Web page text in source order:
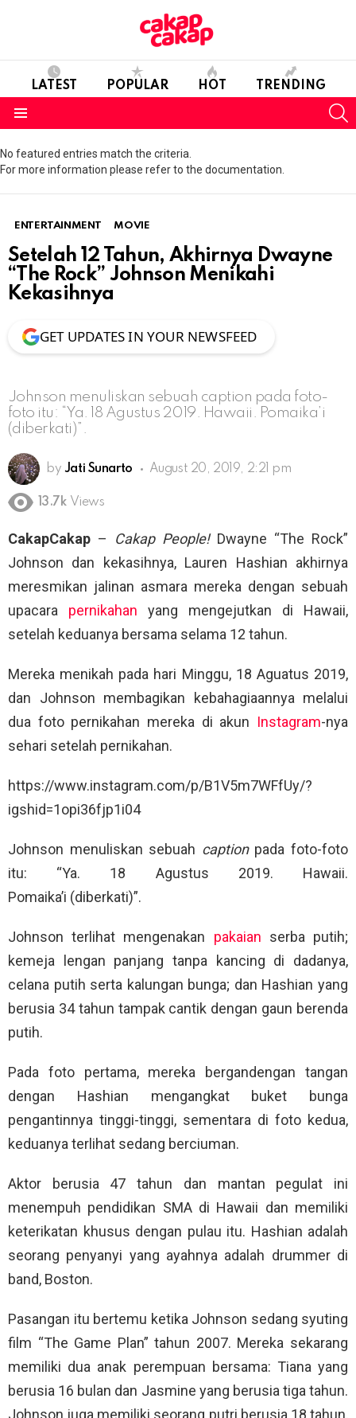
LATEST POPULAR HOT TRENDING
No featured entries match the criteria.
For more information please refer to the documentation.
ENTERTAINMENT MOVIE
Setelah 12 Tahun, Akhirnya Dwayne
“The Rock” Johnson Menikahi
Kekasihnya
GET UPDATES IN YOUR NEWSFEED
Johnson menuliskan sebuah caption pada foto-
foto itu: “Ya. 18 Agustus 2019. Hawaii. Pomaika’i
(diberkati)”.
by Jati Sunarto August 20, 2019, 2:21 pm
13.7k Views
CakapCakap – Cakap People!Dwayne “The Rock”
Johnson dan kekasihnya, Lauren Hashian akhirnya
meresmikan jalinan asmara mereka dengan sebuah
upacara pernikahan yang mengejutkan di Hawaii,
setelah keduanya bersama selama 12 tahun.
Mereka menikah pada hari Minggu, 18 Aguatus 2019,
dan Johnson membagikan kebahagiaannya melalui
dua foto pernikahan mereka di akun Instagram-nya
sehari setelah pernikahan.
https://www.instagram.com/p/B1V5m7WFfUy/?
igshid=1opi36fjp1i04
Johnson menuliskan sebuah captionpada foto-foto
itu: “Ya. 18 Agustus 2019. Hawaii.
Pomaika’i (diberkati)”.
Johnson terlihat mengenakan pakaian serba putih;
kemeja lengan panjang tanpa kancing di dadanya,
celana putih serta kalungan bunga; dan Hashian yang
berusia 34 tahun tampak cantik dengan gaun berenda
putih.
Pada foto pertama, mereka bergandengan tangan
dengan Hashian mengangkat buket bunga
pengantinnya tinggi-tinggi, sementara di foto kedua,
keduanya terlihat sedang berciuman.
Aktor berusia 47 tahun dan mantan pegulat ini
menempuh pendidikan SMA di Hawaii dan memiliki
keterikatan khusus dengan pulau itu. Hashian adalah
seorang penyanyi yang ayahnya adalah drummer di
band, Boston.
Pasangan itu bertemu ketika Johnson sedang syuting
film “The Game Plan” tahun 2007. Mereka sekarang
memiliki dua anak perempuan bersama: Tiana yang
berusia 16 bulan dan Jasmine yang berusia tiga tahun.